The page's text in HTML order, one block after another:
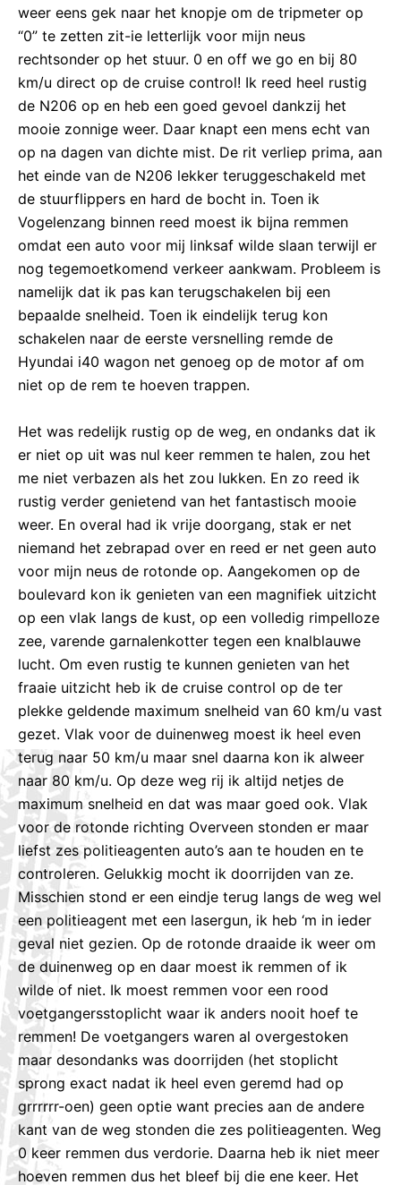
weer eens gek naar het knopje om de tripmeter op
“0” te zetten zit-ie letterlijk voor mijn neus
rechtsonder op het stuur. 0 en off we go en bij 80
km/u direct op de cruise control! Ik reed heel rustig
de N206 op en heb een goed gevoel dankzij het
mooie zonnige weer. Daar knapt een mens echt van
op na dagen van dichte mist. De rit verliep prima, aan
het einde van de N206 lekker teruggeschakeld met
de stuurflippers en hard de bocht in. Toen ik
Vogelenzang binnen reed moest ik bijna remmen
omdat een auto voor mij linksaf wilde slaan terwijl er
nog tegemoetkomend verkeer aankwam. Probleem is
namelijk dat ik pas kan terugschakelen bij een
bepaalde snelheid. Toen ik eindelijk terug kon
schakelen naar de eerste versnelling remde de
Hyundai i40 wagon net genoeg op de motor af om
niet op de rem te hoeven trappen.
Het was redelijk rustig op de weg, en ondanks dat ik
er niet op uit was nul keer remmen te halen, zou het
me niet verbazen als het zou lukken. En zo reed ik
rustig verder genietend van het fantastisch mooie
weer. En overal had ik vrije doorgang, stak er net
niemand het zebrapad over en reed er net geen auto
voor mijn neus de rotonde op. Aangekomen op de
boulevard kon ik genieten van een magnifiek uitzicht
op een vlak langs de kust, op een volledig rimpelloze
zee, varende garnalenkotter tegen een knalblauwe
lucht. Om even rustig te kunnen genieten van het
fraaie uitzicht heb ik de cruise control op de ter
plekke geldende maximum snelheid van 60 km/u vast
gezet. Vlak voor de duinenweg moest ik heel even
terug naar 50 km/u maar snel daarna kon ik alweer
naar 80 km/u. Op deze weg rij ik altijd netjes de
maximum snelheid en dat was maar goed ook. Vlak
voor de rotonde richting Overveen stonden er maar
liefst zes politieagenten auto’s aan te houden en te
controleren. Gelukkig mocht ik doorrijden van ze.
Misschien stond er een eindje terug langs de weg wel
een politieagent met een lasergun, ik heb ‘m in ieder
geval niet gezien. Op de rotonde draaide ik weer om
de duinenweg op en daar moest ik remmen of ik
wilde of niet. Ik moest remmen voor een rood
voetgangersstoplicht waar ik anders nooit hoef te
remmen! De voetgangers waren al overgestoken
maar desondanks was doorrijden (het stoplicht
sprong exact nadat ik heel even geremd had op
grrrrrr-oen) geen optie want precies aan de andere
kant van de weg stonden die zes politieagenten. Weg
0 keer remmen dus verdorie. Daarna heb ik niet meer
hoeven remmen dus het bleef bij die ene keer. Het